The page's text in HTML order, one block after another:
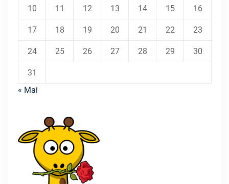
10 11 12 13 14 15 16
17 18 19 20 21 22 23
24 25 26 27 28 29 30
31
« Mai